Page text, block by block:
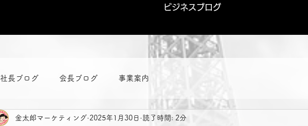
ビジネスブログ
社長ブログ 会長ブログ 事業案内
金太郎マーケティング 2025年1月30日 読了時間: 2分